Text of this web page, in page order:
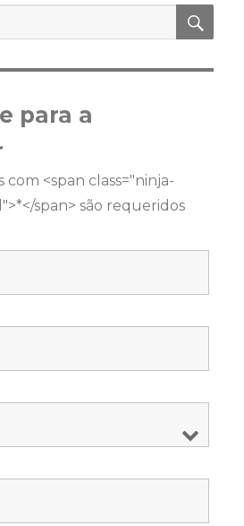
para a
com <span class="ninja-
span> são requeridos